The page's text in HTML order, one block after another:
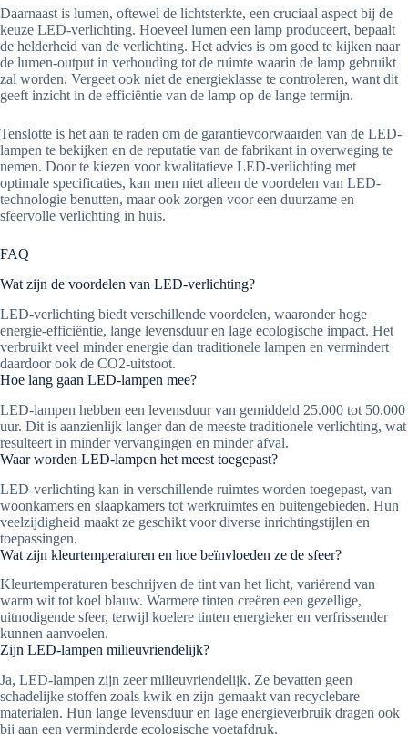
Daarnaast is lumen, oftewel de lichtsterkte, een cruciaal aspect bij de
keuze LED-verlichting. Hoeveel lumen een lamp produceert, bepaalt
de helderheid van de verlichting. Het advies is om goed te kijken naar
de lumen-output in verhouding tot de ruimte waarin de lamp gebruikt
zal worden. Vergeet ook niet de energieklasse te controleren, want dit
geeft inzicht in de efficiëntie van de lamp op de lange termijn.
Tenslotte is het aan te raden om de garantievoorwaarden van de LED-
lampen te bekijken en de reputatie van de fabrikant in overweging te
nemen. Door te kiezen voor kwalitatieve LED-verlichting met
optimale specificaties, kan men niet alleen de voordelen van LED-
technologie benutten, maar ook zorgen voor een duurzame en
sfeervolle verlichting in huis.
FAQ
Wat zijn de voordelen van LED-verlichting?
LED-verlichting biedt verschillende voordelen, waaronder hoge
energie-efficiëntie, lange levensduur en lage ecologische impact. Het
verbruikt veel minder energie dan traditionele lampen en vermindert
daardoor ook de CO2-uitstoot.
Hoe lang gaan LED-lampen mee?
LED-lampen hebben een levensduur van gemiddeld 25.000 tot 50.000
uur. Dit is aanzienlijk langer dan de meeste traditionele verlichting, wat
resulteert in minder vervangingen en minder afval.
Waar worden LED-lampen het meest toegepast?
LED-verlichting kan in verschillende ruimtes worden toegepast, van
woonkamers en slaapkamers tot werkruimtes en buitengebieden. Hun
veelzijdigheid maakt ze geschikt voor diverse inrichtingstijlen en
toepassingen.
Wat zijn kleurtemperaturen en hoe beïnvloeden ze de sfeer?
Kleurtemperaturen beschrijven de tint van het licht, variërend van
warm wit tot koel blauw. Warmere tinten creëren een gezellige,
uitnodigende sfeer, terwijl koelere tinten energieker en verfrissender
kunnen aanvoelen.
Zijn LED-lampen milieuvriendelijk?
Ja, LED-lampen zijn zeer milieuvriendelijk. Ze bevatten geen
schadelijke stoffen zoals kwik en zijn gemaakt van recyclebare
materialen. Hun lange levensduur en lage energieverbruik dragen ook
bij aan een verminderde ecologische voetafdruk.